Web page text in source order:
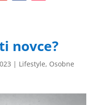
novce?
| Lifestyle, Osobne